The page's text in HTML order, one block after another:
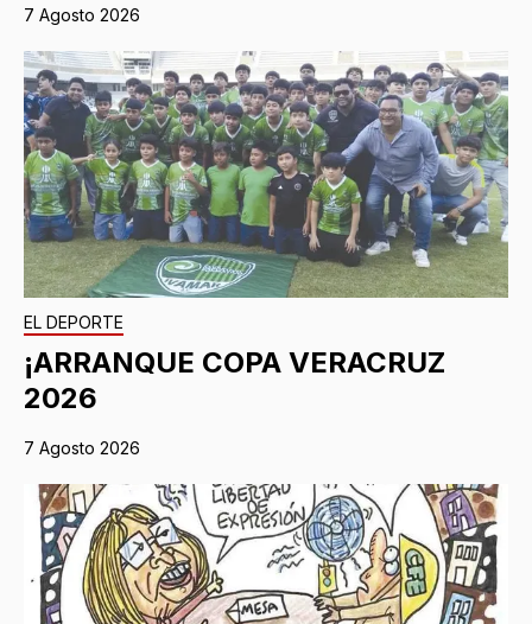
7 Agosto 2026
EL DEPORTE
¡ARRANQUE COPA VERACRUZ
2026
7 Agosto 2026